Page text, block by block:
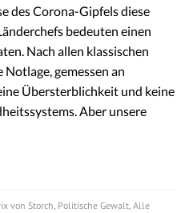
des Corona-Gipfels diese
bedeuten einen
Nach allen klassischen
gemessen an
Übersterblichkeit und keine
Aber unsere
von Storch, Politische Gewalt, Alle